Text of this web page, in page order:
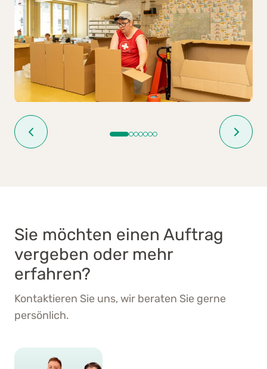
Sie möchten einen Auftrag
vergeben oder mehr
erfahren?
Kontaktieren Sie uns, wir beraten Sie gerne
persönlich.